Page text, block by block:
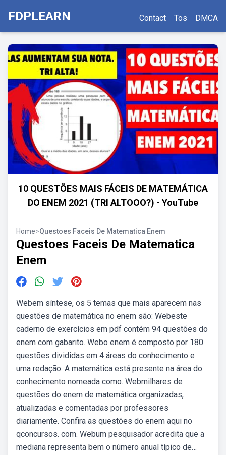
FDPLEARN Contact Tos DMCA
10 QUESTÕES MAIS FÁCEIS DE MATEMÁTICA
DO ENEM 2021 (TRI ALTOOO?) - YouTube
Home>Questoes Faceis De Matematica Enem
Questoes Faceis De Matematica
Enem
Webem síntese, os 5 temas que mais aparecem nas
questões de matemática no enem são: Webeste
caderno de exercícios em pdf contém 94 questões do
enem com gabarito. Webo enem é composto por 180
questões divididas em 4 áreas do conhecimento e
uma redação. A matemática está presente na área do
conhecimento nomeada como. Webmilhares de
questões do enem de matemática organizadas,
atualizadas e comentadas por professores
diariamente. Confira as questões do enem aqui no
qconcursos. com. Webum pesquisador acredita que a
mediana representa bem o número anual típico de…